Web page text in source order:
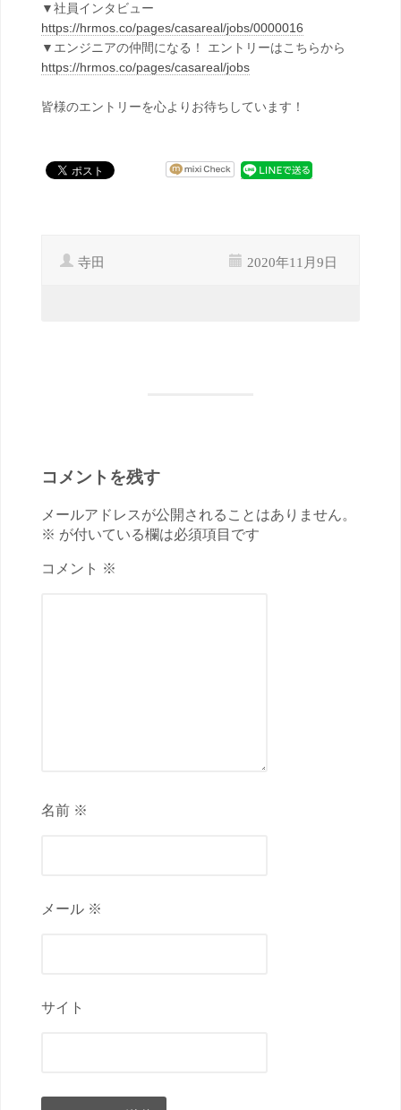
▼社員インタビュー
https://hrmos.co/pages/casareal/jobs/0000016
▼エンジニアの仲間になる！ エントリーはこちらから
https://hrmos.co/pages/casareal/jobs
皆様のエントリーを心よりお待ちしています！
寺田 2020年11月9日
コメントを残す
メールアドレスが公開されることはありません。
※ が付いている欄は必須項目です
コメント ※
名前 ※
メール ※
サイト